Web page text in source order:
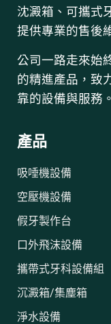
沈澱箱、可攜式
提供專業的售後
公司一路走來始
的精進產品，致
靠的設備與服務。
產品
吸唾機設備
空壓機設備
假牙製作台
口外飛沫設備
攜帶式牙科設備組
沉澱箱/集塵箱
淨水設備